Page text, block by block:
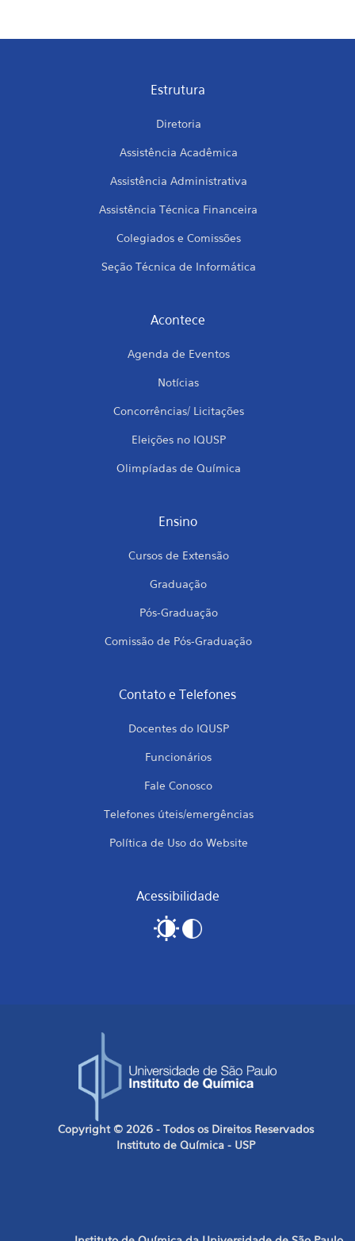
Estrutura
Diretoria
Assistência Acadêmica
Assistência Administrativa
Assistência Técnica Financeira
Colegiados e Comissões
Seção Técnica de Informática
Acontece
Agenda de Eventos
Notícias
Concorrências/ Licitações
Eleições no IQUSP
Olimpíadas de Química
Ensino
Cursos de Extensão
Graduação
Pós-Graduação
Comissão de Pós-Graduação
Contato e Telefones
Docentes do IQUSP
Funcionários
Fale Conosco
Telefones úteis/emergências
Política de Uso do Website
Acessibilidade
Copyright © 2026 - Todos os Direitos Reservados
Instituto de Química - USP